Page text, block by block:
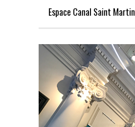
Espace Canal Saint Martin